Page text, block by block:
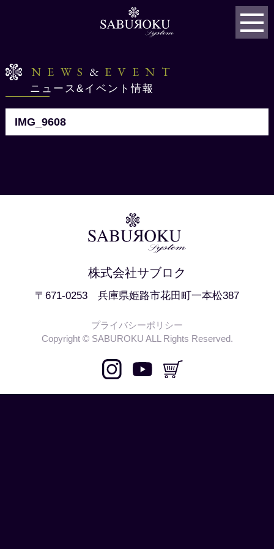
NEWS & EVENT
ニュース&イベント情報
IMG_9608
株式会社サブロク
〒671-0253 兵庫県姫路市花田町一本松387
プライバシーポリシー
Copyright © SABUROKU ALL Rights Reserved.